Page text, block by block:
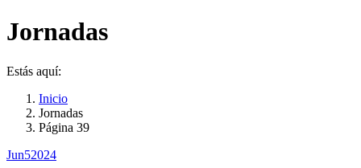
Jornadas
Estás aquí:
Inicio
Jornadas
Página 39
Jun52024